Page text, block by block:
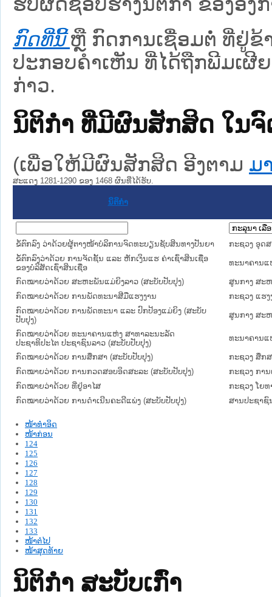
ກົດທີ່ນີ້ ຫຼື ກົດການເຊື່ອມຕໍ່ ທີ່ຢູ່ຂ້
ປະກອບຄຳເຫັນ ທີ່ໄດ້ຖືກພີມເຜີ
ກ່າວ.
ນິຕິກໍາ ທີ່ມີຜົນສັກສິດ ໃນ
(ເພື່ອໃຫ້ມີຜົນສັກສິດ ອີງຕາມ ມ
ສະແດງ 1281-1290 ຂອງ 1468 ຜົນທີ່ໄດ້ຮັບ.
ນິຕິກໍາ
ຂໍ້ຕົກລົງ ວ່າດ້ວຍຜູ້ຕາງໜ້າບໍລິການຈົດທະບຽນຊັບສິນທາງປັນຍາ
ກະຊວງ ອຸດ
ຂໍ້ຕົກລົງວ່າດ້ວຍ ການຈັດຊັ້ນ ແລະ ຫັກເງິນແຮ ຄ່າເຊົ່າສິນເຊື່ອ
ຂອງບໍລິສັດເຊົ່າສິນເຊື່ອ
ທະນາຄານແ
ກົດໝາຍວ່າດ້ວຍ ສະຫະພັນແມ່ຍິງລາວ (ສະບັບປັບປຸງ)
ສູນກາງ ສະ
ກົດໝາຍວ່າດ້ວຍ ການພັດທະນາສີມືແຮງງານ
ກະຊວງ ແຮ
ກົດໝາຍວ່າດ້ວຍ ການພັດທະນາ ແລະ ປົກປ້ອງແມ່ຍິງ (ສະບັບ
ປັບປຸງ)
ສູນກາງ ສະ
ກົດໝາຍວ່າດ້ວຍ ທະນາຄານແຫ່ງ ສາທາລະນະລັດ
ປະຊາທິປະໄຕ ປະຊາຊົນລາວ (ສະບັບປັບປຸງ)
ທະນາຄານແ
ກົດໝາຍວ່າດ້ວຍ ການສຶກສາ (ສະບັບປັບປຸງ)
ກະຊວງ ສຶກ
ກົດໝາຍວ່າດ້ວຍ ການກວດສອບອິດສະລະ (ສະບັບປັບປຸງ)
ກະຊວງ ການ
ກົດໝາຍວ່າດ້ວຍ ທີ່ຢູ່ອາໄສ
ກະຊວງ ໂຍ
ກົດໝາຍວ່າດ້ວຍ ການດຳເນີນຄະດີແພ່ງ (ສະບັບປັບປຸງ)
ສານປະຊາຊົ
ໜ້າທໍາອິດ
ໜ້າກ່ອນ
124
125
126
127
128
129
130
131
132
133
ໜ້າຕໍ່ໄປ
ໜ້າສຸດທ້າຍ
ນິຕິກໍາ ສະບັບເກົ່າ